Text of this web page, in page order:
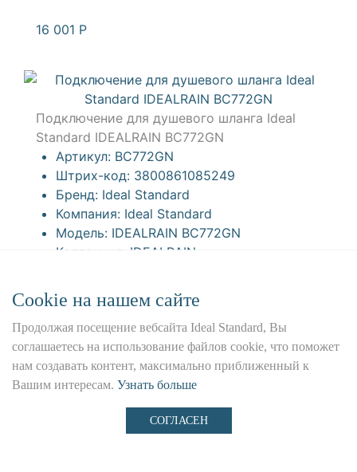
16 001 Р
Подключение для душевого шланга Ideal
Standard IDEALRAIN BC772GN
Артикул: BC772GN
Штрих-код: 3800861085249
Бренд: Ideal Standard
Компания: Ideal Standard
Модель: IDEALRAIN BC772GN
Коллекция: IDEALRAIN
10 015Р
Standard IDEALRAIN BC772AA
BC772AA
Сookie на нашем сайте
Продолжая посещение вебсайта Ideal Standard, Вы
соглашаетесь на использование файлов cookie, что поможет
нам создавать контент, максимально приближенный к
Вашим интересам. Узнать больше
СОГЛАСЕН